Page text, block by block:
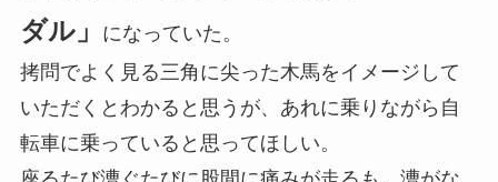
ダル」
になっていた。
拷問でよく見る三角に尖った木馬をイメージして
いただくとわかると思うが、あれに乗りながら自
転車に乗っていると思ってほしい。